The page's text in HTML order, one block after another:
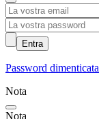
Entra
Password dimenticata
Nota
Nota